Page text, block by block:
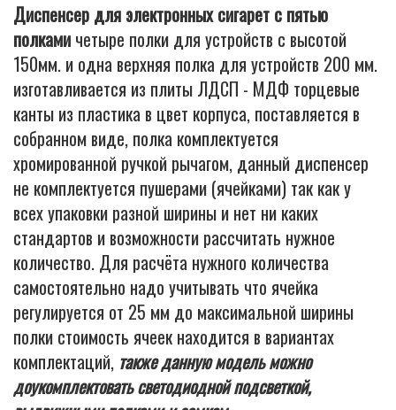
Диспенсер для электронных сигарет с пятью
полками четыре полки для устройств с высотой
150мм. и одна верхняя полка для устройств 200 мм.
изготавливается из плиты ЛДСП - МДФ торцевые
канты из пластика в цвет корпуса, поставляется в
собранном виде, полка комплектуется
хромированной ручкой рычагом, данный диспенсер
не комплектуется пушерами (ячейками) так как у
всех упаковки разной ширины и нет ни каких
стандартов и возможности рассчитать нужное
количество. Для расчёта нужного количества
самостоятельно надо учитывать что ячейка
регулируется от 25 мм до максимальной ширины
полки стоимость ячеек находится в вариантах
комплектаций, также данную модель можно
доукомплектовать светодиодной подсветкой,